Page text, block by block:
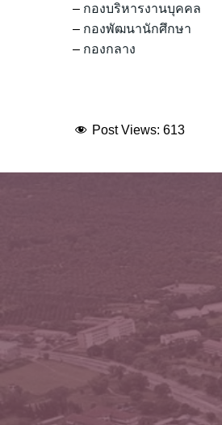
– กองบริหารงานบุคคล
– กองพัฒนานักศึกษา
– กองกลาง
Post Views: 613